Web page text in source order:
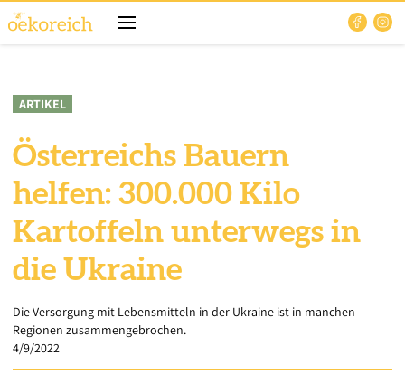
ARTIKEL
Österreichs Bauern
helfen: 300.000 Kilo
Kartoffeln unterwegs in
die Ukraine
Die Versorgung mit Lebensmitteln in der Ukraine ist in manchen
Regionen zusammengebrochen.
4/9/2022